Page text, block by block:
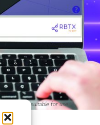
template suitable for use